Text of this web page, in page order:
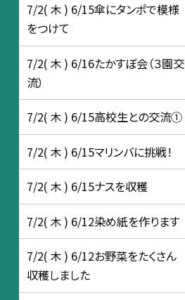
7/2( 木 ) 6/15傘にタンポで模様
をつけて
7/2( 木 ) 6/16たかすぼ会（３園交
流）
7/2( 木 ) 6/15高校生との交流①
7/2( 木 ) 6/15マリンバに挑戦！
7/2( 木 ) 6/15ナスを収穫
7/2( 木 ) 6/12染め紙を作ります
7/2( 木 ) 6/12お野菜をたくさん
収穫しました